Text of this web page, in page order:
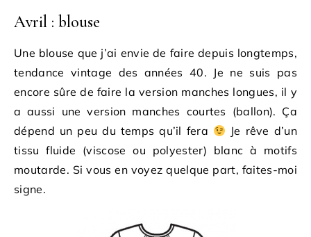
Avril : blouse
Une blouse que j’ai envie de faire depuis longtemps,
tendance vintage des années 40. Je ne suis pas
encore sûre de faire la version manches longues, il y
a aussi une version manches courtes (ballon). Ça
dépend un peu du temps qu’il fera
Je rêve d’un
tissu fluide (viscose ou polyester) blanc à motifs
moutarde. Si vous en voyez quelque part, faites-moi
signe.